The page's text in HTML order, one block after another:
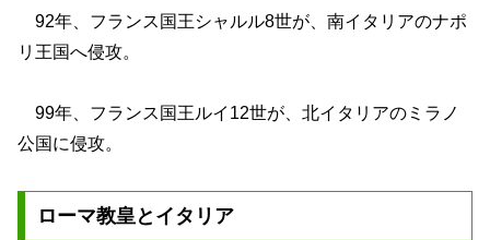
92年、フランス国王シャルル8世が、南イタリアのナポ
リ王国へ侵攻。
99年、フランス国王ルイ12世が、北イタリアのミラノ
公国に侵攻。
ローマ教皇とイタリア